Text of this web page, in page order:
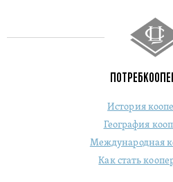
История
География
Международная
Как стать